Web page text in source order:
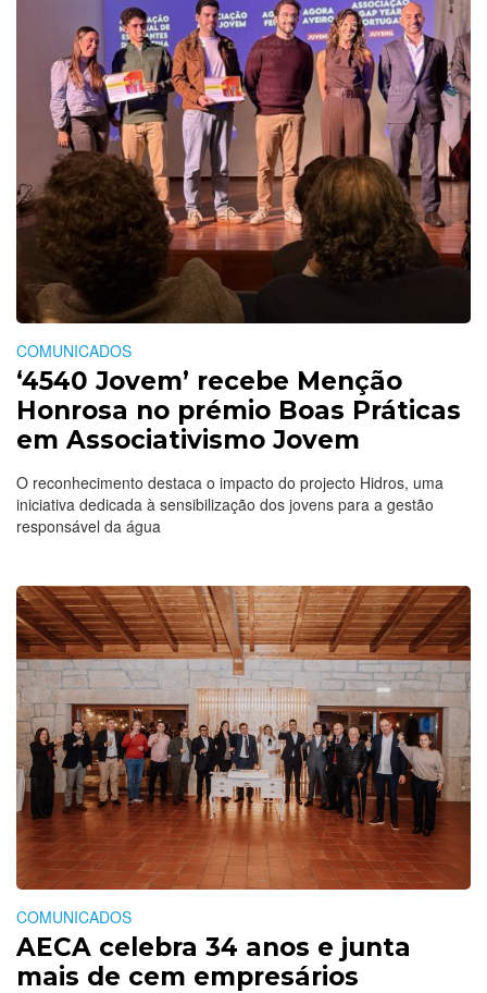
COMUNICADOS
‘4540 Jovem’ recebe Menção
Honrosa no prémio Boas Práticas
em Associativismo Jovem
O reconhecimento destaca o impacto do projecto Hidros, uma
iniciativa dedicada à sensibilização dos jovens para a gestão
responsável da água
COMUNICADOS
AECA celebra 34 anos e junta
mais de cem empresários